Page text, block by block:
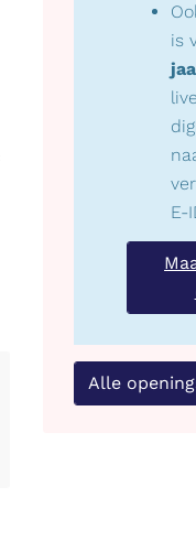
is
E-
Alle